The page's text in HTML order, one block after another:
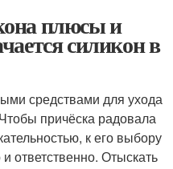
плюсы и
силикон в
средствами для ухода
причёска радовала
к его выбору
ответственно. Отыскать